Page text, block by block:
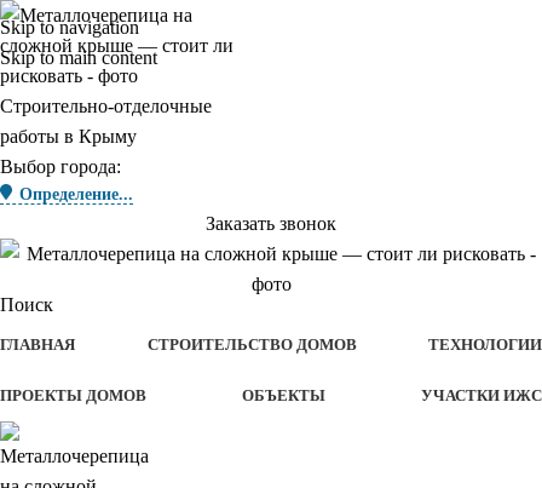
Skip to navigation
Skip to main content
Строительно-отделочные
работы в Крыму
Выбор города:
Определение...
Заказать звонок
Поиск
ГЛАВНАЯ СТРОИТЕЛЬСТВО ДОМОВ ТЕХНОЛОГИИ
ПРОЕКТЫ ДОМОВ ОБЪЕКТЫ УЧАСТКИ ИЖС